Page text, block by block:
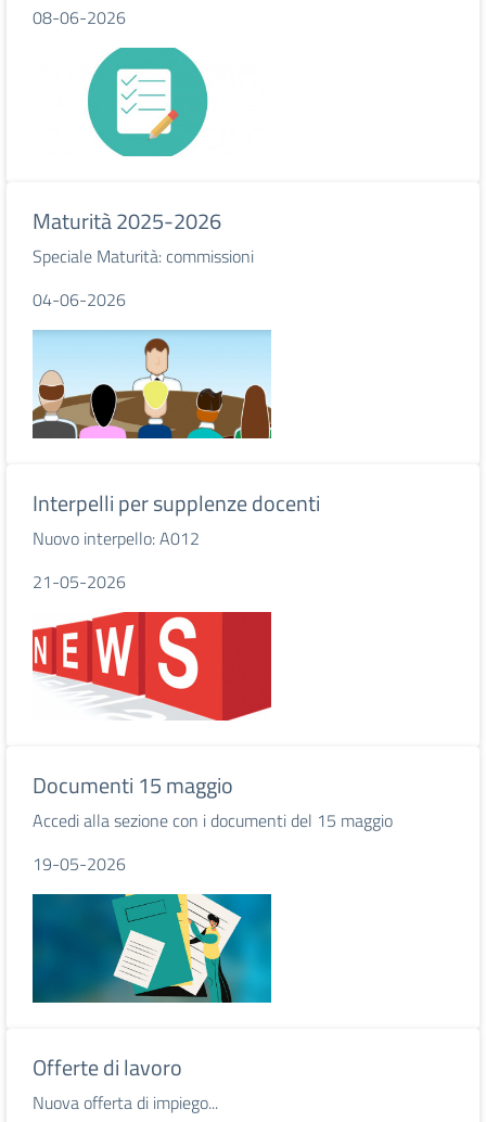
08-06-2026
Maturità 2025-2026
Speciale Maturità: commissioni
04-06-2026
Interpelli per supplenze docenti
Nuovo interpello: A012
21-05-2026
Documenti 15 maggio
Accedi alla sezione con i documenti del 15 maggio
19-05-2026
Offerte di lavoro
Nuova offerta di impiego...